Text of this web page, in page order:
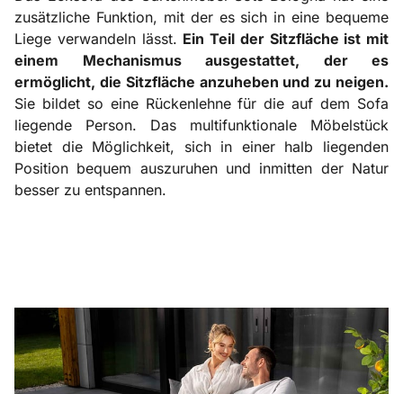
zusätzliche Funktion, mit der es sich in eine bequeme
Liege verwandeln lässt. Ein Teil der Sitzfläche ist mit
einem Mechanismus ausgestattet, der es
ermöglicht, die Sitzfläche anzuheben und zu neigen.
Sie bildet so eine Rückenlehne für die auf dem Sofa
liegende Person. Das multifunktionale Möbelstück
bietet die Möglichkeit, sich in einer halb liegenden
Position bequem auszuruhen und inmitten der Natur
besser zu entspannen.